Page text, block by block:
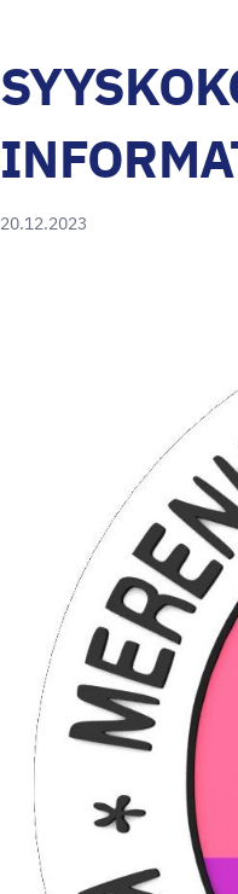
20.12.2023